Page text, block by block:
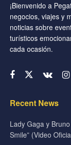
¡Bienvenido a
negocios, viajes y
noticias sobre
turísticos
cada ocasión.
Recent News
Lady Gaga y
Smile” (Video